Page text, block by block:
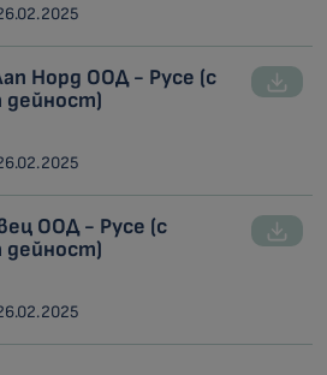
Норд ООД - Русе (с
дейност)
ООД - Русе (с
дейност)